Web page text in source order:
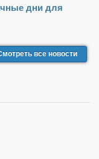
дни для
все новости